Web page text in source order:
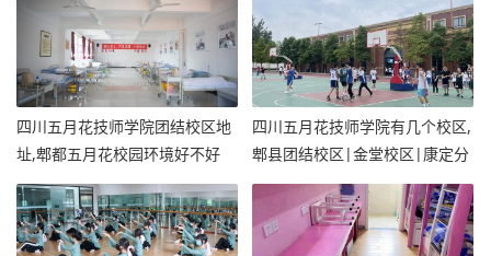
四川五月花技师学院团结校区地
址,郫都五月花校园环境好不好
四川五月花技师学院有几个校区,
郫县团结校区|金堂校区|康定分
校